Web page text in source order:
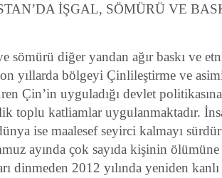
İŞGAL, SÖMÜRÜ VE
sömürü diğer yandan ağır baskı ve
yıllarda bölgeyi Çinlileştirme ve
Çin’in uyguladığı devlet
toplu katliamlar uygulanmaktadır.
ise maalesef seyirci kalmayı
ayında çok sayıda kişinin
dinmeden 2012 yılında yeniden kanlı